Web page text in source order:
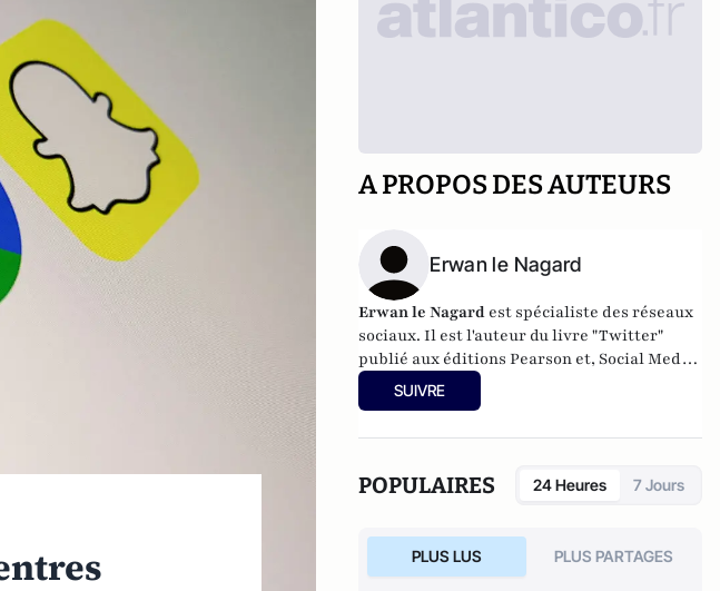
A PROPOS DES AUTEURS
Erwan le Nagard
Erwan le Nagard est spécialiste des réseaux
sociaux.Il est l'auteur du livre "Twitter"
publié aux éditions Pearson et, Social Media
Marketer.Il intervient au CELSA pour
initier les étudiants aux médias numériques
SUIVRE
POPULAIRES 24 Heures 7 Jours
PLUS LUS PLUS PARTAGES